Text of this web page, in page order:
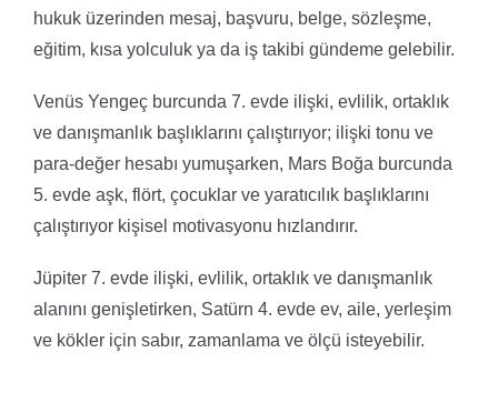
hukuk üzerinden mesaj, başvuru, belge, sözleşme,
eğitim, kısa yolculuk ya da iş takibi gündeme gelebilir.
Venüs Yengeç burcunda 7. evde ilişki, evlilik, ortaklık
ve danışmanlık başlıklarını çalıştırıyor; ilişki tonu ve
para-değer hesabı yumuşarken, Mars Boğa burcunda
5. evde aşk, flört, çocuklar ve yaratıcılık başlıklarını
çalıştırıyor kişisel motivasyonu hızlandırır.
Jüpiter 7. evde ilişki, evlilik, ortaklık ve danışmanlık
alanını genişletirken, Satürn 4. evde ev, aile, yerleşim
ve kökler için sabır, zamanlama ve ölçü isteyebilir.